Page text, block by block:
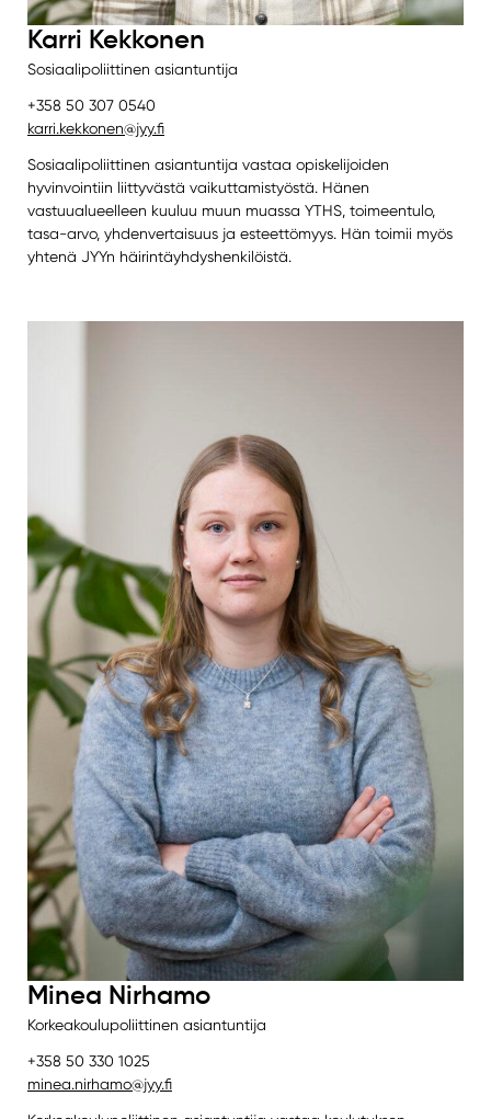
Karri Kekkonen
Sosiaalipoliittinen asiantuntija
+358 50 307 0540
karri.kekkonen@jyy.fi
Sosiaalipoliittinen asiantuntija vastaa opiskelijoiden
hyvinvointiin liittyvästä vaikuttamistyöstä. Hänen
vastuualueelleen kuuluu muun muassa YTHS, toimeentulo,
tasa-arvo, yhdenvertaisuus ja esteettömyys. Hän toimii myös
yhtenä JYYn häirintäyhdyshenkilöistä.
Minea Nirhamo
Korkeakoulupoliittinen asiantuntija
+358 50 330 1025
minea.nirhamo@jyy.fi